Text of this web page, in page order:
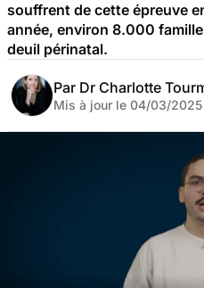
souffrent de cette épreuve
année, environ 8.000
deuil périnatal.
Par Dr Charlotte
Mis à jour le 04/03/2025